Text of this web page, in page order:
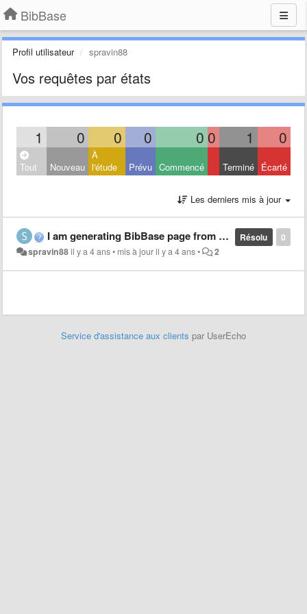
BibBase
Profil utilisateur spravin88
Vos requêtes par états
1 0 0 0 0 0 1 0
Tout Nouveau
À
l'étude
Prévu Commencé Terminé Écarté
Les derniers mis à jour
0
Résolu
I am generating BibBase page from Mendeley "myPublications". I am not able to see the DOI field
spravin88il y a 4 ans• mis à jouril y a 4 ans• 2
Service d'assistance aux clients par UserEcho